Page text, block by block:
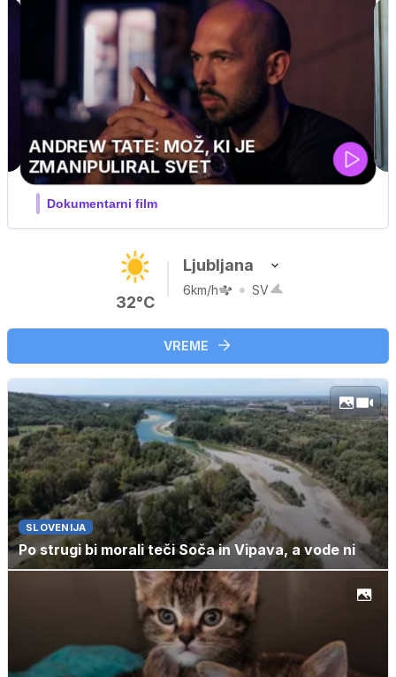
32°C
Ljubljana
6km/h SV
VREME
SLOVENIJA
Po strugi bi morali teči Soča in Vipava, a vode ni